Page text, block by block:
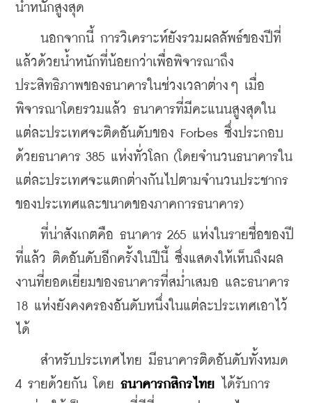
น้ำหนักสูงสุด
นอกจากนี้ การวิเคราะห์ยังรวมผลลัพธ์ของปีที่
แล้วด้วยน้ำหนักที่น้อยกว่าเพื่อพิจารณาถึง
ประสิทธิภาพของธนาคารในช่วงเวลาต่างๆ เมื่อ
พิจารณาโดยรวมแล้ว ธนาคารที่มีคะแนนสูงสุดใน
แต่ละประเทศจะติดอันดับของ Forbes ซึ่งประกอบ
ด้วยธนาคาร 385 แห่งทั่วโลก (โดยจำนวนธนาคารใน
แต่ละประเทศจะแตกต่างกันไปตามจำนวนประชากร
ของประเทศและขนาดของภาคการธนาคาร)
ที่น่าสังเกตคือ ธนาคาร 265 แห่งในรายชื่อของปี
ที่แล้ว ติดอันดับอีกครั้งในปีนี้ ซึ่งแสดงให้เห็นถึงผล
งานที่ยอดเยี่ยมของธนาคารที่สม่ำเสมอ และธนาคาร
18 แห่งยังคงครองอันดับหนึ่งในแต่ละประเทศเอาไว้
ได้
สำหรับประเทศไทย มีธนาคารติดอันดับทั้งหมด
4 รายด้วยกัน โดย ธนาคารกสิกรไทย
ได้รับการ